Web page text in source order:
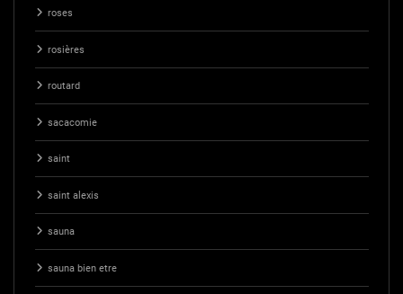
roses
rosières
routard
sacacomie
saint
saint alexis
sauna
sauna bien etre